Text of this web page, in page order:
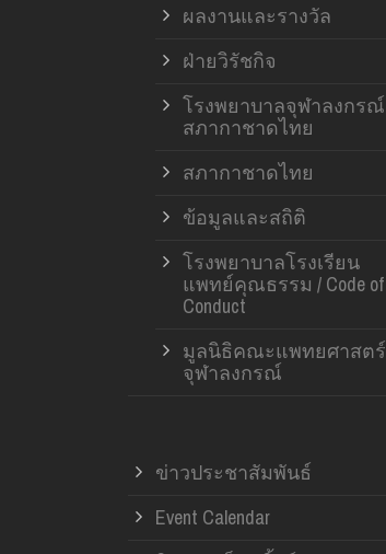
ผลงานและรางวัล
ฝ่ายวิรัชกิจ
โรงพยาบาลจุฬาลงกรณ์
สภากาชาดไทย
สภากาชาดไทย
ข้อมูลและสถิติ
โรงพยาบาลโรงเรียน
แพทย์คุณธรรม / Code of
Conduct
มูลนิธิคณะแพทยศาสตร์
จุฬาลงกรณ์
ข่าวประชาสัมพันธ์
Event Calendar